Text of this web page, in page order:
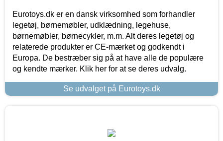
Eurotoys.dk er en dansk virksomhed som forhandler
legetøj, børnemøbler, udklædning, legehuse,
børnemøbler, børnecykler, m.m. Alt deres legetøj og
relaterede produkter er CE-mærket og godkendt i
Europa. De bestræber sig på at have alle de populære
og kendte mærker. Klik her for at se deres udvalg.
Se udvalget på Eurotoys.dk